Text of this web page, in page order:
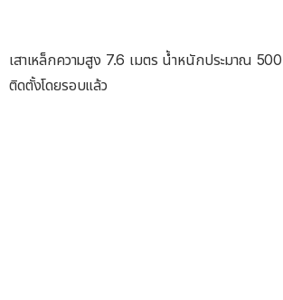
เสาเหล็กความสูง 7.6 เมตร น้ำหนักประมาณ
ติดตั้งโดยรอบแล้ว